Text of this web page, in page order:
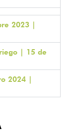
2023 |
| 15 de
2024 |